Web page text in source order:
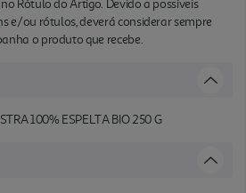
Rótulo do Artigo. Devido a possíveis
e/ou rótulos, deverá considerar sempre
o produto que recebe.
100% ESPELTA BIO 250 G